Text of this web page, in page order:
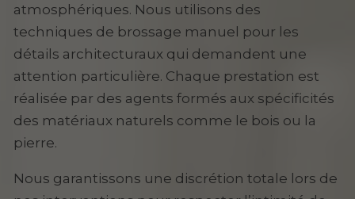
atmosphériques. Nous utilisons des
techniques de brossage manuel pour les
détails architecturaux qui demandent une
attention particulière. Chaque prestation est
réalisée par des agents formés aux spécificités
des matériaux naturels comme le bois ou la
pierre.
Nous garantissons une discrétion totale lors de